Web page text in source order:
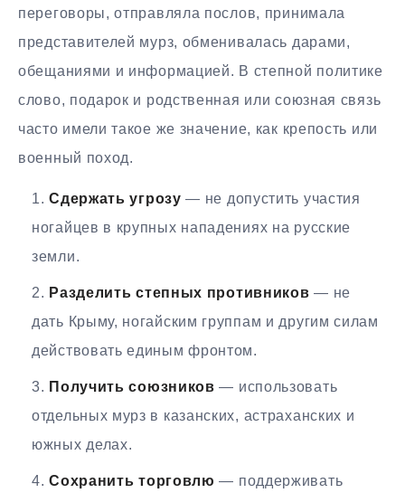
переговоры, отправляла послов, принимала
представителей мурз, обменивалась дарами,
обещаниями и информацией. В степной политике
слово, подарок и родственная или союзная связь
часто имели такое же значение, как крепость или
военный поход.
Сдержать угрозу — не допустить участия
ногайцев в крупных нападениях на русские
земли.
Разделить степных противников — не
дать Крыму, ногайским группам и другим силам
действовать единым фронтом.
Получить союзников — использовать
отдельных мурз в казанских, астраханских и
южных делах.
Сохранить торговлю — поддерживать